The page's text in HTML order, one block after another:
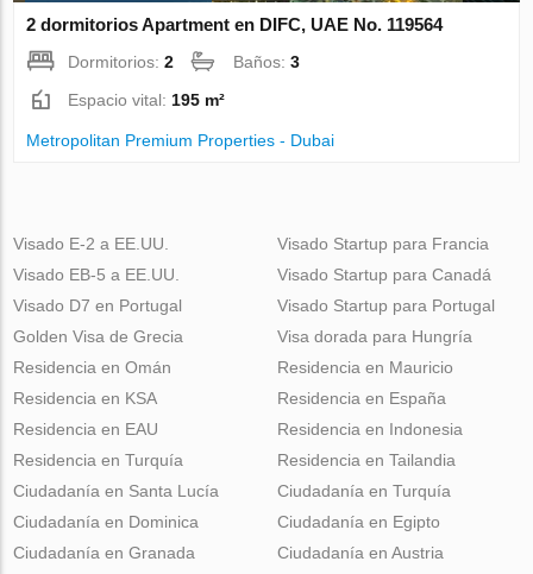
2 dormitorios Apartment en DIFC, UAE No. 119564
Dormitorios:2 Baños:3
Espacio vital: 195 m²
Metropolitan Premium Properties - Dubai
Visado E-2 a EE.UU.
Visado EB-5 a EE.UU.
Visado D7 en Portugal
Golden Visa de Grecia
Visado Startup para Francia
Visado Startup para Canadá
Visado Startup para Portugal
Visa dorada para Hungría
Residencia en Omán
Residencia en KSA
Residencia en EAU
Residencia en Turquía
Residencia en Mauricio
Residencia en España
Residencia en Indonesia
Residencia en Tailandia
Ciudadanía en Santa Lucía
Ciudadanía en Dominica
Ciudadanía en Granada
Ciudadanía en Turquía
Ciudadanía en Egipto
Ciudadanía en Austria